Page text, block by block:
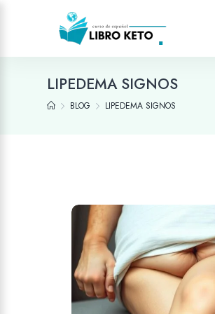
LIPEDEMA SIGNOS
BLOG LIPEDEMA SIGNOS